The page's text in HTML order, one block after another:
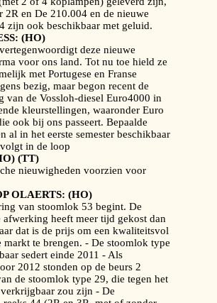
2R en De 210.004 en de nieuwe
zijn ook beschikbaar met geluid.
(HO)
deze nieuwe
voor ons land. Tot nu toe hield ze
met Portugese en Franse
bezig, maar begon recent de
van de Vossloh-diesel Euro4000 in
kleurstellingen, waaronder Euro
ook bij ons passeert. Bepaalde
al in het eerste semester beschikbaar
in de loop
(TT)
nieuwigheden voorzien voor
OLAERTS: (HO)
van stoomlok 53 begint. De
heeft meer tijd gekost dan
dat is de prijs om een kwaliteitsvol
markt te brengen. - De stoomlok type
sedert einde 2011 - Als
2012 stonden op de beurs 2
de stoomlok type 29, die tegen het
zou zijn - De